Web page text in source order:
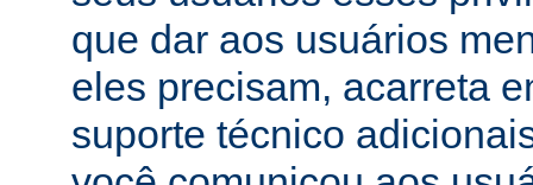
que dar aos usuários
eles precisam, acarreta
suporte técnico